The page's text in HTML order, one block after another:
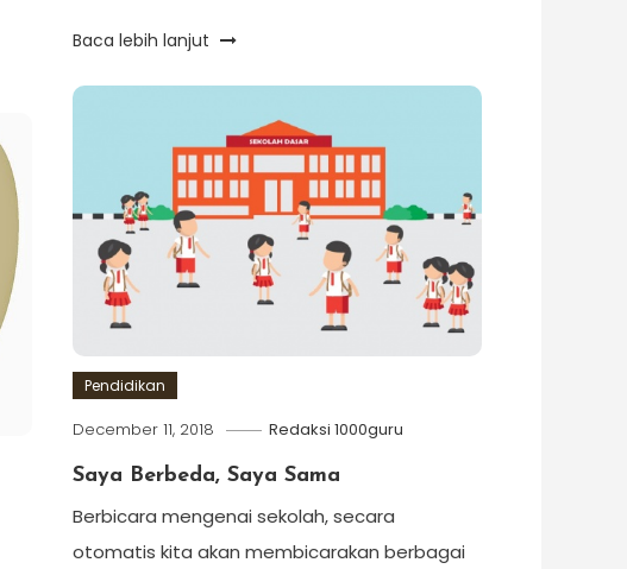
Baca lebih lanjut
Pendidikan
December 11, 2018 Redaksi 1000guru
Saya Berbeda, Saya Sama
Berbicara mengenai sekolah, secara
otomatis kita akan membicarakan berbagai